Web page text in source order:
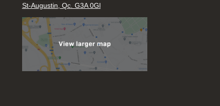
St-Augustin, Qc. G3A 0Gl